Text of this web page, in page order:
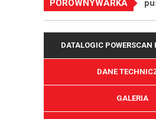
PORÓWNYWARKA
DATALOGIC
DANE
GALERIA